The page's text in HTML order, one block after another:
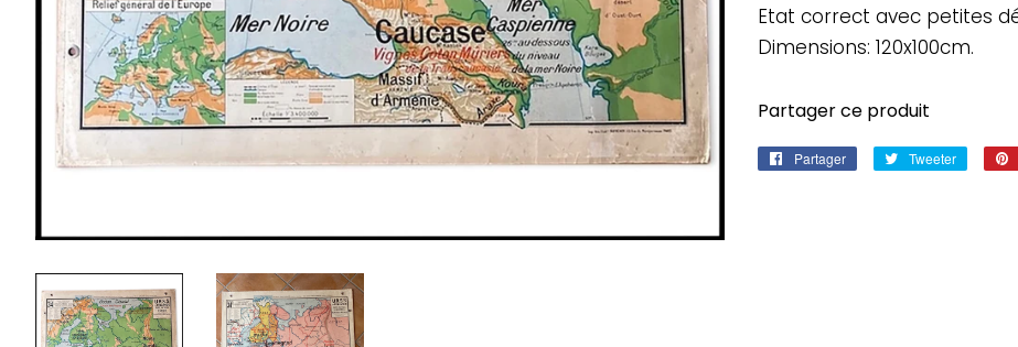
Etat correct avec petites
Dimensions: 120x100cm.
Partager ce produit
Partager
Partager Tweeter
Tweeter